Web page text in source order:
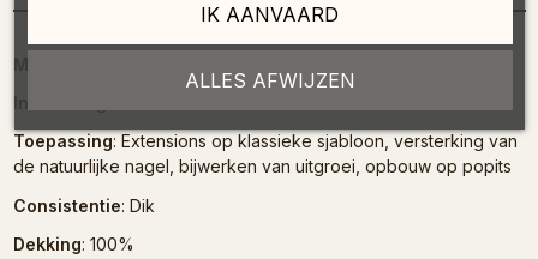
Toepassing: Extensions op klassieke sjabloon, versterking van
de natuurlijke nagel, bijwerken van uitgroei, opbouw op popits
Consistentie: Dik
Dekking: 100%
ALLES AFWIJZEN
IK AANVAARD